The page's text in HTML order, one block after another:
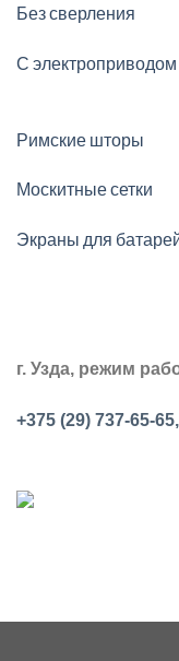
Без сверления
С электроприводом
Римские шторы
Москитные сетки
Экраны для
г. Узда, режим
+375 (29) 737-65-65,